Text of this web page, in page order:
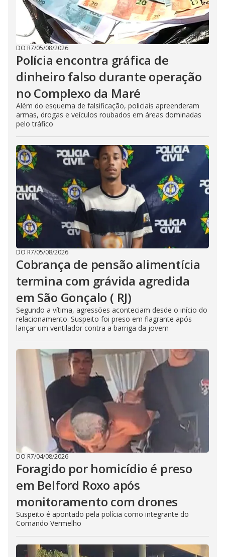
DO R7/05/08/2026
Polícia encontra gráfica de
dinheiro falso durante operação
no Complexo da Maré
Além do esquema de falsificação, policiais apreenderam
armas, drogas e veículos roubados em áreas dominadas
pelo tráfico
DO R7/05/08/2026
Cobrança de pensão alimentícia
termina com grávida agredida
em São Gonçalo ( RJ)
Segundo a vítima, agressões aconteciam desde o início do
relacionamento. Suspeito foi preso em flagrante após
lançar um ventilador contra a barriga da jovem
DO R7/04/08/2026
Foragido por homicídio é preso
em Belford Roxo após
monitoramento com drones
Suspeito é apontado pela polícia como integrante do
Comando Vermelho